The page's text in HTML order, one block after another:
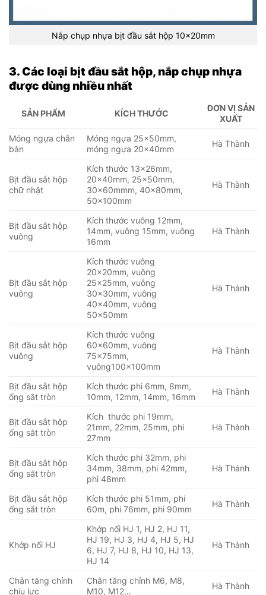
Nắp chụp nhựa bịt đầu sắt hộp 10x20mm
3. Các loại bịt đầu sắt hộp, nắp chụp nhựa
được dùng nhiều nhất
SẢN PHẨM KÍCH THƯỚC
ĐƠN VỊ SẢN
XUẤT
Móng ngựa chân
bàn
Móng ngựa 25x50mm,
móng ngựa 20x40mm
Hà Thành
Bịt đầu sắt hộp
chữ nhật
Kích thước 13x26mm,
20x40mm, 25x50mm,
30x60mmm, 40x80mm,
50x100mm
Hà Thành
Bịt đầu sắt hộp
vuông
Kích thước vuông 12mm,
14mm, vuông 15mm, vuông
16mm
Hà Thành
Bịt đầu sắt hộp
vuông
Kích thước vuông
20x20mm, vuông
25x25mm, vuông
30x30mm, vuông
40x40mm, vuông
50x50mm
Hà Thành
Bịt đầu sắt hộp
vuông
Kích thước vuông
60x60mm, vuông
75x75mm,
vuông100x100mm
Hà Thành
Bịt đầu sắt hộp
ống sắt tròn
Kích thước phi 6mm, 8mm,
10mm, 12mm, 14mm, 16mm
Hà Thành
Bịt đầu sắt hộp
ống sắt tròn
Kích thước phi 19mm,
21mm, 22mm, 25mm, phi
27mm
Hà Thành
Bịt đầu sắt hộp
ống sắt tròn
Kích thước phi 32mm, phi
34mm, 38mm, phi 42mm,
phi 48mm
Hà Thành
Bịt đầu sắt hộp
ống sắt tròn
Kích thước phi 51mm, phi
60m, phi 76mm, phi 90mm
Hà Thành
Khớp nối HJ
Khớp nối HJ 1, HJ 2, HJ 11,
HJ 19, HJ 3, HJ 4, HJ 5, HJ
6, HJ 7, HJ 8, HJ 10, HJ 13,
HJ 14
Hà Thành
Chân tăng chỉnh
chịu lực
Chân tăng chỉnh M6, M8,
M10, M12…
Hà Thành